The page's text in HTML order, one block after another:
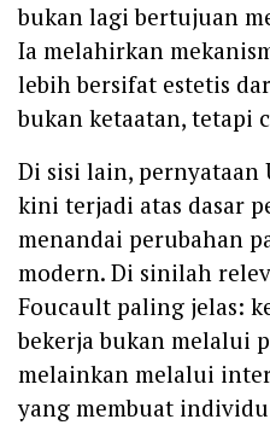
bukan lagi bertujuan
Ia melahirkan
lebih bersifat estetis
bukan ketaatan, tetapi
Di sisi lain, pernyataan
kini terjadi atas dasar
menandai perubahan
modern. Di sinilah
Foucault paling jelas:
bekerja bukan melalui
melainkan melalui
yang membuat